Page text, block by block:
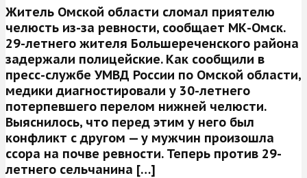
Житель Омской области сломал приятелю
челюсть из-за ревности, сообщает МК-Омск.
29-летнего жителя Большереченского района
задержали полицейские. Как сообщили в
пресс-службе УМВД России по Омской области,
медики диагностировали у 30-летнего
потерпевшего перелом нижней челюсти.
Выяснилось, что перед этим у него был
конфликт с другом — у мужчин произошла
ссора на почве ревности. Теперь против 29-
летнего сельчанина […]